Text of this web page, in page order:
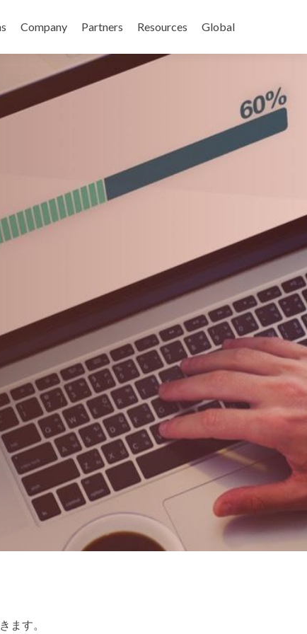
Company Partners Resources Global
ます。